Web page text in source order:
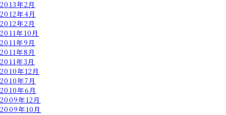
2013年2月
2012年4月
2012年2月
2011年10月
2011年9月
2011年8月
2011年3月
2010年12月
2010年7月
2010年6月
2009年12月
2009年10月